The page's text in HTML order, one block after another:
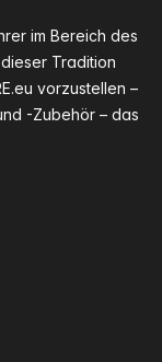
im Bereich des
Tradition
vorzustellen –
-Zubehör – das